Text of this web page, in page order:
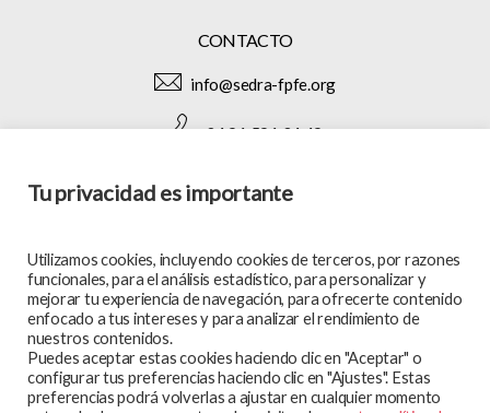
CONTACTO
info@sedra-fpfe.org
+34 91 591 34 49
SÍGUENOS EN:
MAPA WEB
En qué trabajamos
Te atendemos
Tu privacidad es importante
Utilizamos cookies, incluyendo cookies de terceros, por razones
funcionales, para el análisis estadístico, para personalizar y
mejorar tu experiencia de navegación, para ofrecerte contenido
enfocado a tus intereses y para analizar el rendimiento de
nuestros contenidos.
Puedes aceptar estas cookies haciendo clic en "Aceptar" o
configurar tus preferencias haciendo clic en "Ajustes". Estas
preferencias podrá volverlas a ajustar en cualquier momento